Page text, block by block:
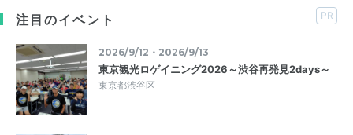
注目のイベント PR
2026/9/12・2026/9/13
東京観光ロゲイニング2026～渋谷再発見2days～
東京都渋谷区